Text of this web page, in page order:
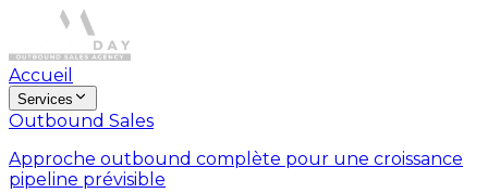
Accueil
Services
Outbound Sales
Approche outbound complète pour une croissance
pipeline prévisible